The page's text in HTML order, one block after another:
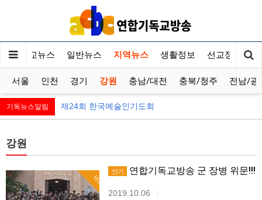
기독교뉴스 일반뉴스 지역뉴스 생활정보 선교정보
서울 인천 경기 강원 충남/대전 충북/청주 전남/광
기독뉴스알림 제24회 한국예술인기도회
강원
Hot
인기 연합기독교방송 군 장병 위문!!!
2019.10.06 |